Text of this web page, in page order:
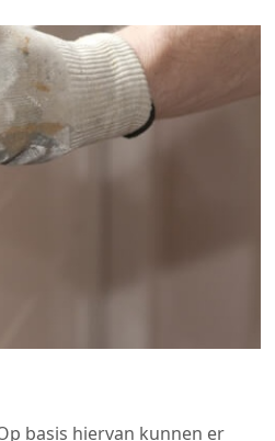
basis hiervan kunnen er